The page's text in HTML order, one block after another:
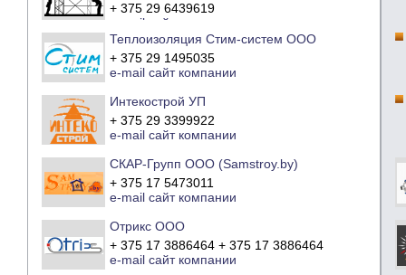
+ 375 29 6439619
e-mail
сайт компании
Теплоизоляция Стим-систем ООО
+ 375 29 1495035
e-mail сайт компании
Интекострой УП
+ 375 29 3399922
e-mail сайт компании
СКАР-Групп ООО (Samstroy.by)
+ 375 17 5473011
e-mail сайт компании
Отрикс ООО
+ 375 17 3886464 + 375 17 3886464
e-mail сайт компании